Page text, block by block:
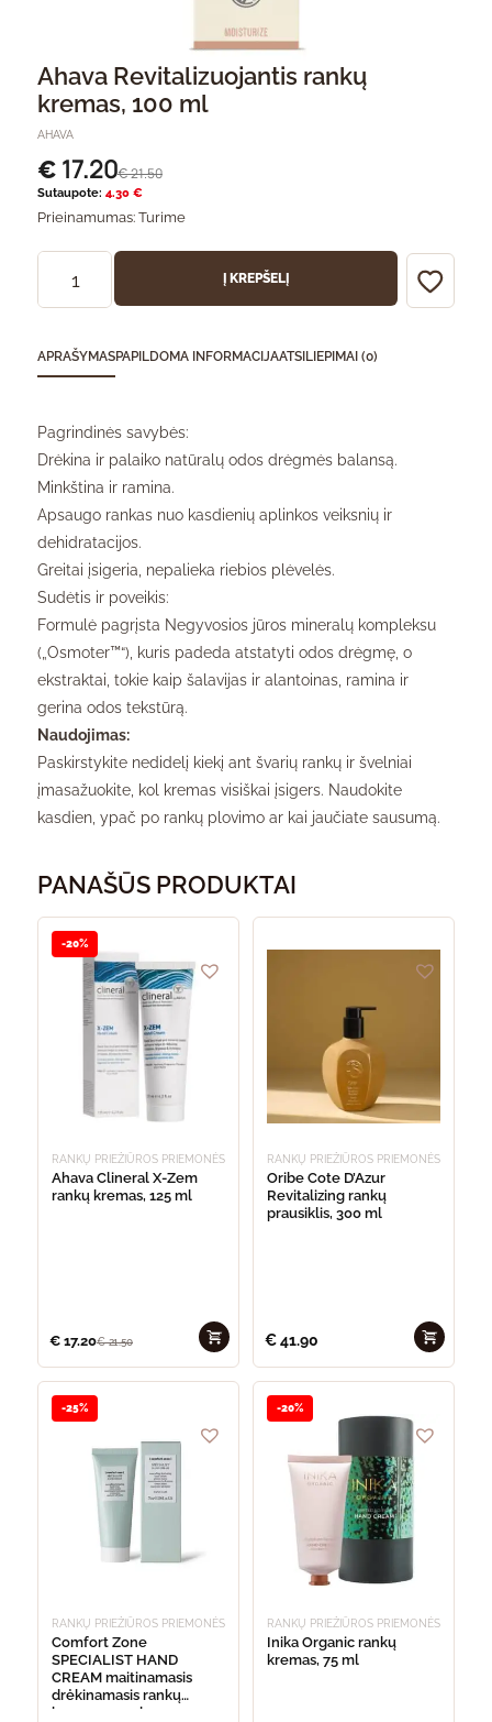
Ahava Revitalizuojantis rankų
kremas, 100 ml
AHAVA
€ 17.20€21.50
Sutaupote: 4.30 €
Prieinamumas: Turime
Į KREPŠELĮ
APRAŠYMASPAPILDOMA INFORMACIJAATSILIEPIMAI (0)
Pagrindinės savybės:
Drėkina ir palaiko natūralų odos drėgmės balansą.
Minkština ir ramina.
Apsaugo rankas nuo kasdienių aplinkos veiksnių ir
dehidratacijos.
Greitai įsigeria, nepalieka riebios plėvelės.
Sudėtis ir poveikis:
Formulė pagrįsta Negyvosios jūros mineralų kompleksu
(„Osmoter™“), kuris padeda atstatyti odos drėgmę, o
ekstraktai, tokie kaip šalavijas ir alantoinas, ramina ir
gerina odos tekstūrą.
Naudojimas:
Paskirstykite nedidelį kiekį ant švarių rankų ir švelniai
įmasažuokite, kol kremas visiškai įsigers. Naudokite
kasdien, ypač po rankų plovimo ar kai jaučiate sausumą.
PANAŠŪS PRODUKTAI
-20%
RANKŲ PRIEŽIŪROS PRIEMONĖS
Ahava Clineral X-Zem
rankų kremas, 125 ml
€ 17.20€21.50
RANKŲ PRIEŽIŪROS PRIEMONĖS
Oribe Cote D’Azur
Revitalizing rankų
prausiklis, 300 ml
€41.90
-25%
RANKŲ PRIEŽIŪROS PRIEMONĖS
Comfort Zone
SPECIALIST HAND
CREAM maitinamasis
drėkinamasis rankų
kremas, 75 ml
-20%
RANKŲ PRIEŽIŪROS PRIEMONĖS
Inika Organic rankų
kremas, 75 ml